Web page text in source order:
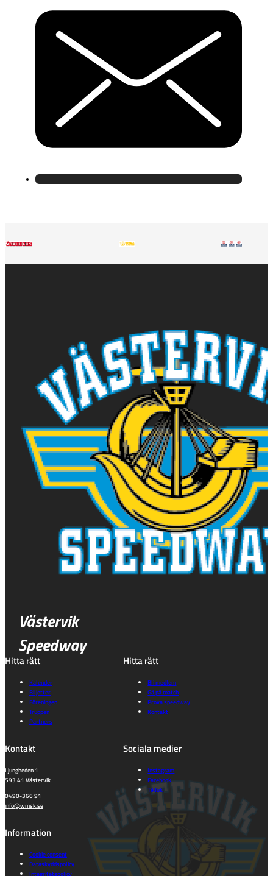
Västervik
Speedway
Hitta rätt
Kalender
Biljetter
Föreningen
Truppen
Partners
Hitta rätt
Bli medlem
Gå på match
Prova speedway
Kontakt
Kontakt
Ljungheden 1
593 41 Västervik
0490-366 91
info@wmsk.se
Sociala medier
Instagram
Facebook
TikTok
Information
Cookie consent
Dataskyddspolicy
Integritetspolicy